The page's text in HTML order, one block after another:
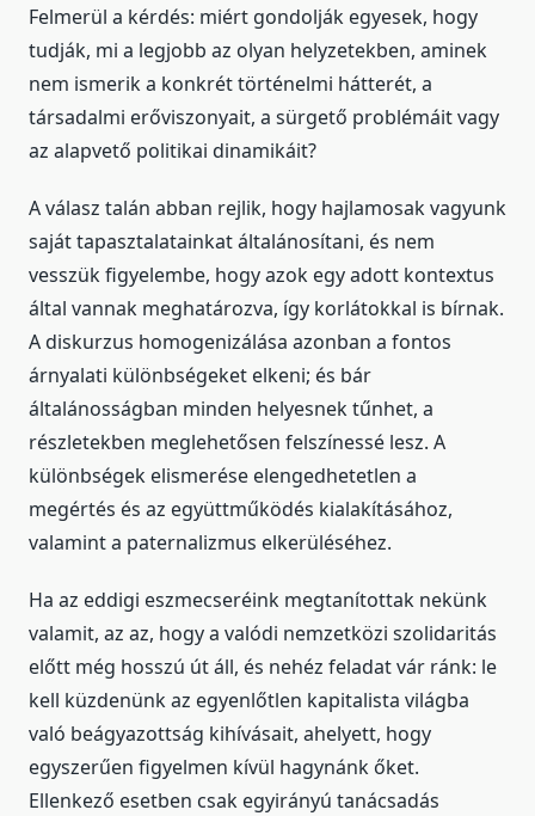
Felmerül a kérdés: miért gondolják egyesek, hogy
tudják, mi a legjobb az olyan helyzetekben, aminek
nem ismerik a konkrét történelmi hátterét, a
társadalmi erőviszonyait, a sürgető problémáit vagy
az alapvető politikai dinamikáit?
A válasz talán abban rejlik, hogy hajlamosak vagyunk
saját tapasztalatainkat általánosítani, és nem
vesszük figyelembe, hogy azok egy adott kontextus
által vannak meghatározva, így korlátokkal is bírnak.
A diskurzus homogenizálása azonban a fontos
árnyalati különbségeket elkeni; és bár
általánosságban minden helyesnek tűnhet, a
részletekben meglehetősen felszínessé lesz. A
különbségek elismerése elengedhetetlen a
megértés és az együttműködés kialakításához,
valamint a paternalizmus elkerüléséhez.
Ha az eddigi eszmecseréink megtanítottak nekünk
valamit, az az, hogy a valódi nemzetközi szolidaritás
előtt még hosszú út áll, és nehéz feladat vár ránk: le
kell küzdenünk az egyenlőtlen kapitalista világba
való beágyazottság kihívásait, ahelyett, hogy
egyszerűen figyelmen kívül hagynánk őket.
Ellenkező esetben csak egyirányú tanácsadás